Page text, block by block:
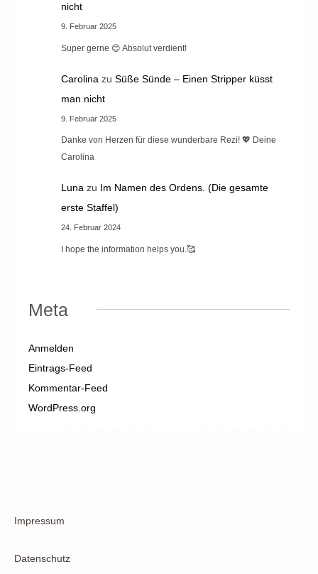
nicht
9. Februar 2025
Super gerne 😊 Absolut verdient!
Carolina zu Süße Sünde – Einen Stripper küsst
man nicht
9. Februar 2025
Danke von Herzen für diese wunderbare Rezi! 💖 Deine
Carolina
Lunazu Im Namen des Ordens. (Die gesamte
erste Staffel)
24. Februar 2024
I hope the information helps you.🥰
Meta
Anmelden
Eintrags-Feed
Kommentar-Feed
WordPress.org
Impressum
Datenschutz